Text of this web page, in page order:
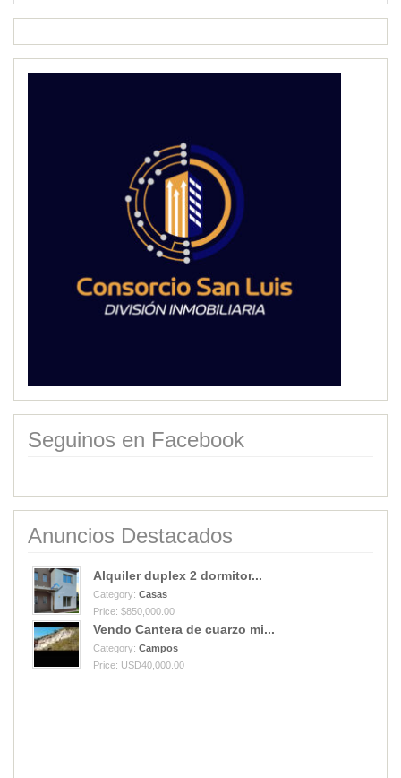
Seguinos en Facebook
Anuncios Destacados
Alquiler duplex 2 dormitor...
Category: Casas
Price: $850,000.00
Vendo Cantera de cuarzo mi...
Category: Campos
Price: USD40,000.00